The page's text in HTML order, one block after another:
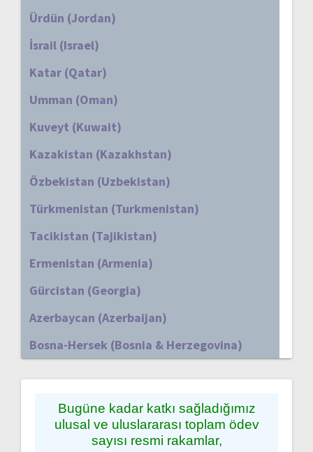
Ürdün (Jordan)
İsrail (Israel)
Katar (Qatar)
Umman (Oman)
Kuveyt (Kuwait)
Kazakistan (Kazakhstan)
Özbekistan (Uzbekistan)
Türkmenistan (Turkmenistan)
Tacikistan (Tajikistan)
Ermenistan (Armenia)
Gürcistan (Georgia)
Azerbaycan (Azerbaijan)
Bosna-Hersek (Bosnia & Herzegovina)
Bugüne kadar katkı sağladığımız
ulusal ve uluslararası toplam ödev
sayısı resmi rakamlar,